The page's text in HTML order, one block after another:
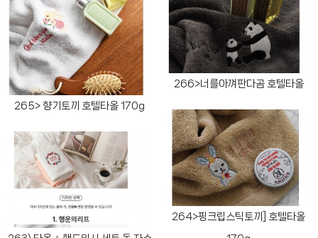
266>너를아껴판다곰 호텔타올
265> 향기토끼 호텔타올 170g
264>핑크립스틱토끼] 호텔타올